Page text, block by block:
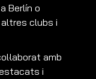
a Berlín o
clubs i
amb
i